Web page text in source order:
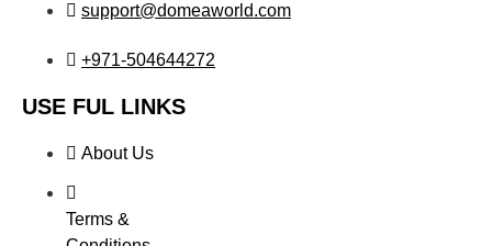
support@domeaworld.com
+971-504644272
USE FUL LINKS
About Us
Terms &